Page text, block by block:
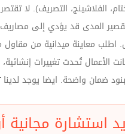
الفلاشينج، التصريف). لا
المدى قد يؤدي إلى
اطلب معاينة ميدانية من
الأعمال تُحدث تغييرات
ضمان واضحة. ايضا يوجد لدينا
استشارة مجانية